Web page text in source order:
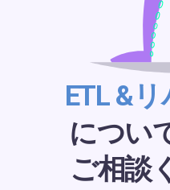
ETL &
につい
ご相談